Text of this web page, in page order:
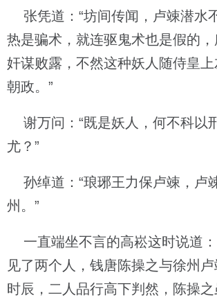
张凭道：“坊间传闻，卢竦潜水
热是骗术，就连驱鬼术也是假的
奸谋败露，不然这种妖人随侍皇
朝政。”
谢万问：“既是妖人，何不科以
尤？”
孙绰道：“琅琊王力保卢竦，卢
州。”
一直端坐不言的高崧这时说道：
见了两个人，钱唐陈操之与徐州
时辰，二人品行高下判然，陈操